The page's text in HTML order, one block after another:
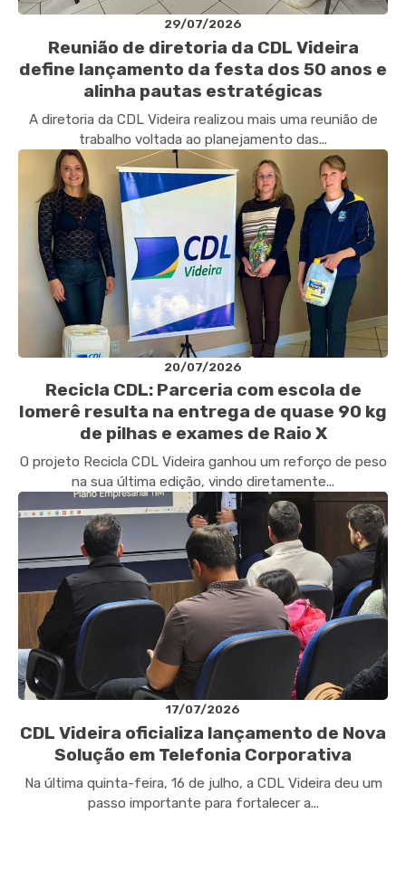
29/07/2026
Reunião de diretoria da CDL Videira
define lançamento da festa dos 50 anos e
alinha pautas estratégicas
A diretoria da CDL Videira realizou mais uma reunião de
trabalho voltada ao planejamento das...
20/07/2026
Recicla CDL: Parceria com escola de
Iomerê resulta na entrega de quase 90 kg
de pilhas e exames de Raio X
O projeto Recicla CDL Videira ganhou um reforço de peso
na sua última edição, vindo diretamente...
17/07/2026
CDL Videira oficializa lançamento de Nova
Solução em Telefonia Corporativa
Na última quinta-feira, 16 de julho, a CDL Videira deu um
passo importante para fortalecer a...